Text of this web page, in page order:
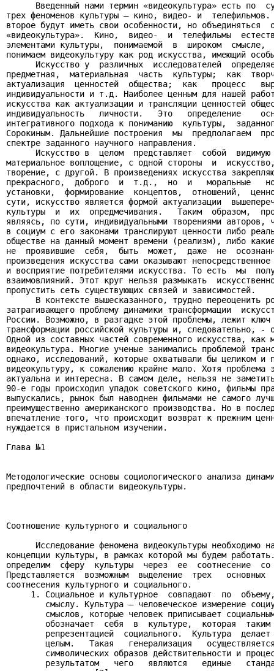
Введенный нами термин «видеокультура» есть по
трех феноменов культуры – кино, видео- и
второе будут иметь свои особенности, но объединяться
«видеокультура».  Кино,  видео-  и  телефильмы
элементами культуры,  понимаемой  в  широком
понимаем видеокультуру как род искусства, имеющий
Искусство у  различных  исследователей
предметная,  материальная  часть  культуры;  как
актуализация  ценностей  общества;  как   процесс
индивидуальности и т.д. Наиболее ценным для нашей
искусства как актуализации и трансляции ценностей
индивидуальность   личности.   Это   определение
интегративного подхода к пониманию  культуры,
Сорокиным. Дальнейшие построения  мы  предполагаем
спектре заданного научного направления.
Искусство в  целом  представляет  собой
материальное воплощение, с одной стороны  и
творение, с другой. В произведениях искусства
прекрасного,  доброго  и  т.д.,  но  и   моральные
установки,  формирование  концептов,  отношений,
сути, искусство является формой актуализации
культуры  и  их  опредмечивания.   Таким  образом,
являясь, по сути, индивидуальными творениями авторов,
в социум с его законами транслируют ценности либо
обществе на данный момент времени (реализм), либо
не  проявившие  себя,  быть  может,  даже  не
произведения искусства сами оказывают
и восприятие потребителями искусства. То есть  мы
взаимовлияний. Этот круг нельзя размыкать
пропустить сеть существующих связей и зависимостей.
В контексте вышесказанного, трудно переоценить
затрагивающего проблему динамики трансформации
России. Возможно, в разгадке этой проблемы, лежит ключ
трансформации российской культуры и, следовательно, -
Одной из составных частей современного искусства, как
видеокультура. Многие ученые занимались проблемой
однако, исследований, которые охватывали бы целиком и
видеокультуру, к сожалению крайне мало. Хотя проблема
актуальна и интересна. В самом деле, нельзя не
90-е годы происходил упадок советского кино, фильмы
выпускались, рынок был наводнен фильмами не самого
преимущественно американского производства. Но в
впечатление того, что происходит возврат к прежним
нуждается в пристальном изучении.
Глава №1
Методологические основы социологического анализа
предпочтений в области видеокультуры.
Соотношение культурного и социального
Исследование феномена видеокультуры необходимо
концепции культуры, в рамках которой мы будем
определим  сферу  культуры  через  ее  соотнесение
Представляется  возможным  выделение  трех   основных
соотнесения культурного и социального.
1. Социальное и культурное  совпадают  по
смыслу. Культура – человеческое измерение
смыслов, которые человек приписывает
обозначает  себя  в  культуре,  которая
репрезентацией  социального.  Культура
целым.   Такая   генерализация
символических образов действительности и
результатом   чего   являются   единые